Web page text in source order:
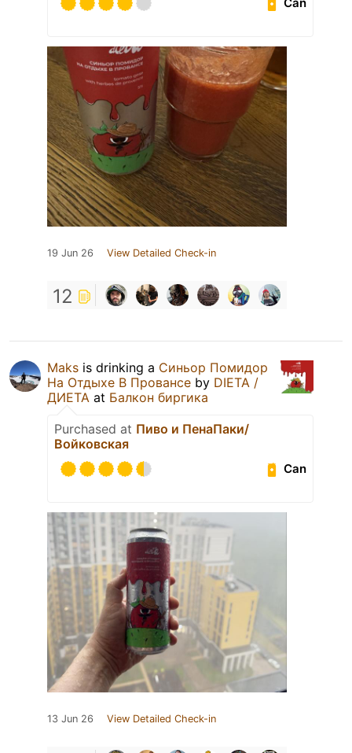
19 Jun 26 View Detailed Check-in
12
Maks is drinking a Синьор Помидор
На Отдыхе В Провансе by DIETA /
ДИЕТА at Балкон биргика
Purchased at Пиво и ПенаПаки/
Войковская
Can
13 Jun 26 View Detailed Check-in